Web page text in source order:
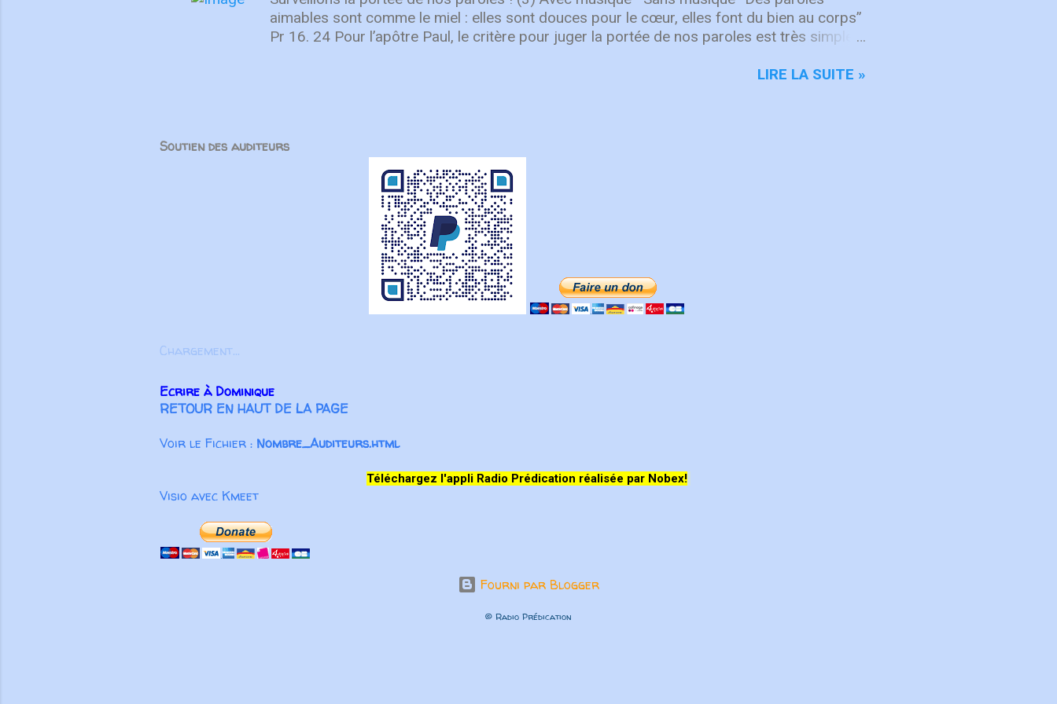
aimables sont comme le miel : elles sont douces pour le cœur, elles font du bien au corps”
Pr 16. 24 Pour l’apôtre Paul, le critère pour juger la portée de nos paroles est très simple :
nous grandirons en tout vers celui qui est la tête, le Christ. C’est grâce à Lui que le corps
parler de manière inconsidérée ou vaine, ou de colporter des médisances ou des
mensonges, mais surtout de prononcer des paroles qui participeront à la croissance
spirituelle des autres croyants. Pas seulement des paroles aimables qui “font du bien au
LIRE LA SUITE »
Soutien des auditeurs
Chargement...
Ecrire à Dominique
RETOUR EN HAUT DE LA PAGE
Voir le Fichier : Nombre_Auditeurs.html
Téléchargez l'appli Radio Prédication réalisée par Nobex!
Visio avec Kmeet
Fourni par Blogger
© Radio Prédication